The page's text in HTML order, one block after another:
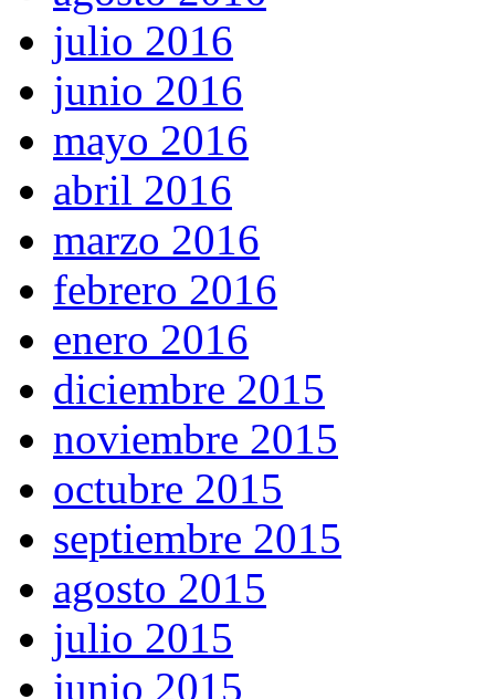
julio 2016
junio 2016
mayo 2016
abril 2016
marzo 2016
febrero 2016
enero 2016
diciembre 2015
noviembre 2015
octubre 2015
septiembre 2015
agosto 2015
julio 2015
junio 2015